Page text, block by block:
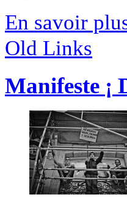
En savoir
Old Links
Manifeste ¡